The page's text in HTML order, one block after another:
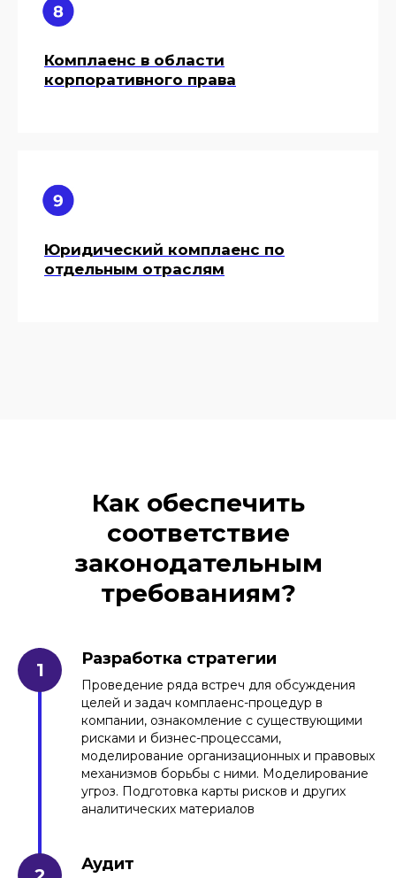
Комплаенс в области
корпоративного права
Юридический комплаенс по
отдельным отраслям
Как обеспечить
соответствие
законодательным
требованиям?
Разработка стратегии
Проведение ряда встреч для обсуждения
целей и задач комплаенс-процедур в
компании, ознакомление с существующими
рисками и бизнес-процессами,
моделирование организационных и правовых
механизмов борьбы с ними. Моделирование
угроз. Подготовка карты рисков и других
аналитических материалов
Аудит